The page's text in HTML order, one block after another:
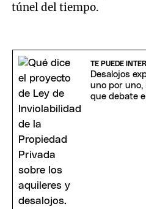
túnel del tiempo.
TE PUEDE
Desalojos
uno por uno,
que debate